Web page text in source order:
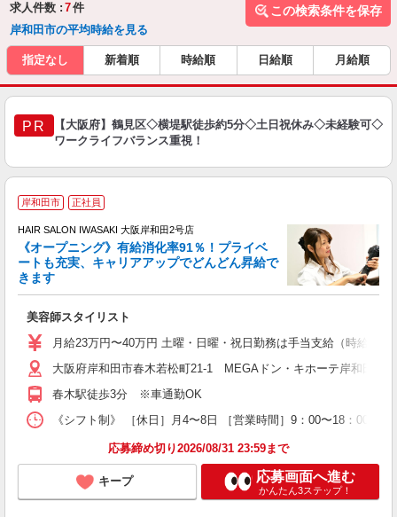
求人件数 : 7件
岸和田市の平均時給を見る
この検索条件を保存
指定なし 新着順 時給順 日給順 月給順
PR
【大阪府】鶴見区◇横堤駅徒歩約5分◇土日祝休み◇未経験可◇
ワークライフバランス重視！
岸和田市 正社員
HAIR SALON IWASAKI 大阪岸和田2号店
《オープニング》有給消化率91％！プライベ
ートも充実、キャリアアップでどんどん昇給で
きます
美容師スタイリスト
月給23万円〜40万円 土曜・日曜・祝日勤務は手当支給（時給換
大阪府岸和田市春木若松町21-1 MEGAドン・キホーテ岸和田店1
春木駅徒歩3分 ※車通勤OK
《シフト制》 ［休日］月4〜8日 ［営業時間］9：00〜18：00
応募締め切り2026/08/31 23:59まで
キープ 応募画面へ進む
かんたん3ステップ！